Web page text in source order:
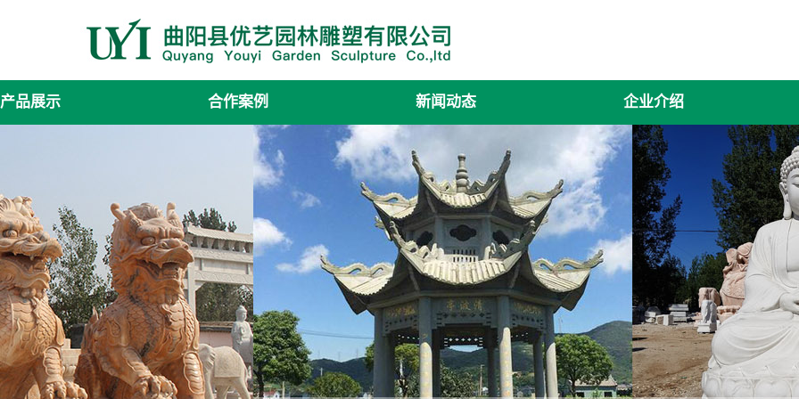
产品展示 合作案例 新闻动态 企业介绍